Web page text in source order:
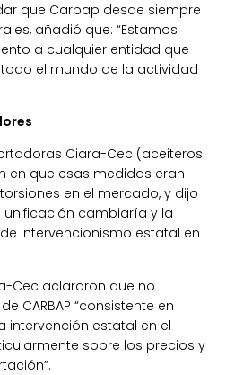
que Carbap desde siempre
añadió que: “Estamos
a cualquier entidad que
el mundo de la actividad
Ciara-Cec (aceiteros
en que esas medidas eran
en el mercado, y dijo
unificación cambiaría y la
intervencionismo estatal en
Cec aclararon que no
CARBAP “consistente en
intervención estatal en el
sobre los precios y